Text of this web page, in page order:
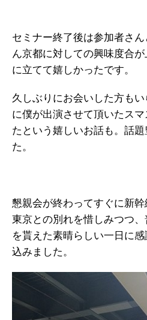
セミナー終了後は参加者さ
ん京都に対しての興味度合
に立てて嬉しかったです。
久しぶりにお会いした方も
に僕が出演させて頂いたス
たという嬉しいお話も。話
た。
懇親会が終わってすぐに新
東京との別れを惜しみつつ
を貰えた素晴らしい一日に
込みました。